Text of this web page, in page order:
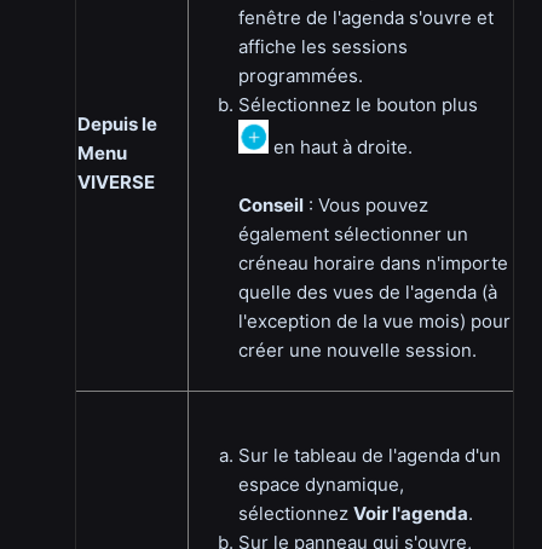
Depuis le
Menu
VIVERSE
fenêtre de l'agenda s'ouvre et
affiche les sessions
programmées.
Sélectionnez le bouton plus
en haut à droite.
Conseil : Vous pouvez
également sélectionner un
créneau horaire dans n'importe
quelle des vues de l'agenda (à
l'exception de la vue mois) pour
créer une nouvelle session.
Sur le tableau de l'agenda d'un
espace dynamique,
sélectionnezVoir l'agenda.
Sur le panneau qui s'ouvre,